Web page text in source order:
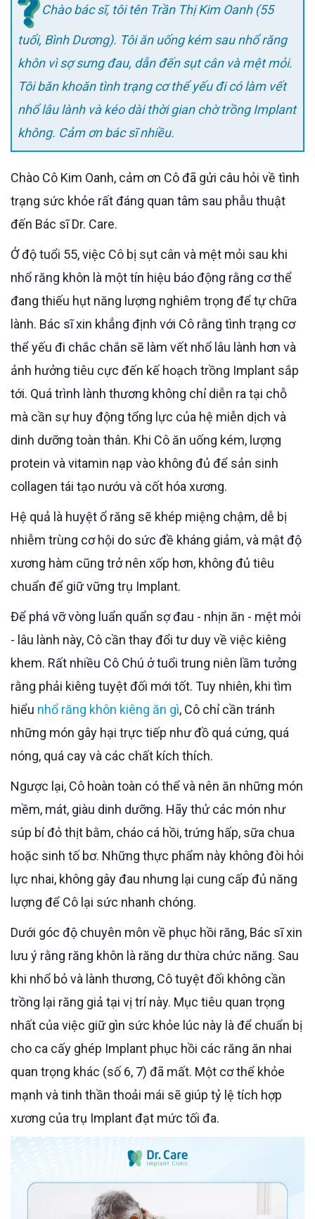
Chào bác sĩ, tôi tên Trần Thị Kim Oanh (55
tuổi, Bình Dương). Tôi ăn uống kém sau nhổ răng
khôn vì sợ sưng đau, dẫn đến sụt cân và mệt mỏi.
Tôi băn khoăn tình trạng cơ thể yếu đi có làm vết
nhổ lâu lành và kéo dài thời gian chờ trồng Implant
không. Cảm ơn bác sĩ nhiều.
Chào Cô Kim Oanh, cảm ơn Cô đã gửi câu hỏi về tình
trạng sức khỏe rất đáng quan tâm sau phẫu thuật
đến Bác sĩ Dr. Care.
Ở độ tuổi 55, việc Cô bị sụt cân và mệt mỏi sau khi
nhổ răng khôn là một tín hiệu báo động rằng cơ thể
đang thiếu hụt năng lượng nghiêm trọng để tự chữa
lành. Bác sĩ xin khẳng định với Cô rằng tình trạng cơ
thể yếu đi chắc chắn sẽ làm vết nhổ lâu lành hơn và
ảnh hưởng tiêu cực đến kế hoạch trồng Implant sắp
tới. Quá trình lành thương không chỉ diễn ra tại chỗ
mà cần sự huy động tổng lực của hệ miễn dịch và
dinh dưỡng toàn thân. Khi Cô ăn uống kém, lượng
protein và vitamin nạp vào không đủ để sản sinh
collagen tái tạo nướu và cốt hóa xương.
Hệ quả là huyệt ổ răng sẽ khép miệng chậm, dễ bị
nhiễm trùng cơ hội do sức đề kháng giảm, và mật độ
xương hàm cũng trở nên xốp hơn, không đủ tiêu
chuẩn để giữ vững trụ Implant.
Để phá vỡ vòng luẩn quẩn sợ đau - nhịn ăn - mệt mỏi
- lâu lành này, Cô cần thay đổi tư duy về việc kiêng
khem. Rất nhiều Cô Chú ở tuổi trung niên lầm tưởng
rằng phải kiêng tuyệt đối mới tốt. Tuy nhiên, khi tìm
hiểu nhổ răng khôn kiêng ăn gì, Cô chỉ cần tránh
những món gây hại trực tiếp như đồ quá cứng, quá
nóng, quá cay và các chất kích thích.
Ngược lại, Cô hoàn toàn có thể và nên ăn những món
mềm, mát, giàu dinh dưỡng. Hãy thử các món như
súp bí đỏ thịt bằm, cháo cá hồi, trứng hấp, sữa chua
hoặc sinh tố bơ. Những thực phẩm này không đòi hỏi
lực nhai, không gây đau nhưng lại cung cấp đủ năng
lượng để Cô lại sức nhanh chóng.
Dưới góc độ chuyên môn về phục hồi răng, Bác sĩ xin
lưu ý rằng răng khôn là răng dư thừa chức năng. Sau
khi nhổ bỏ và lành thương, Cô tuyệt đối không cần
trồng lại răng giả tại vị trí này. Mục tiêu quan trọng
nhất của việc giữ gìn sức khỏe lúc này là để chuẩn bị
cho ca cấy ghép Implant phục hồi các răng ăn nhai
quan trọng khác (số 6, 7) đã mất. Một cơ thể khỏe
mạnh và tinh thần thoải mái sẽ giúp tỷ lệ tích hợp
xương của trụ Implant đạt mức tối đa.